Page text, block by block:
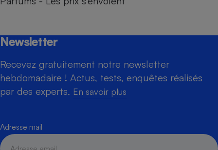
Newsletter
Recevez gratuitement notre newsletter
hebdomadaire ! Actus, tests, enquêtes réalisés
par des experts. En savoir plus
Adresse mail